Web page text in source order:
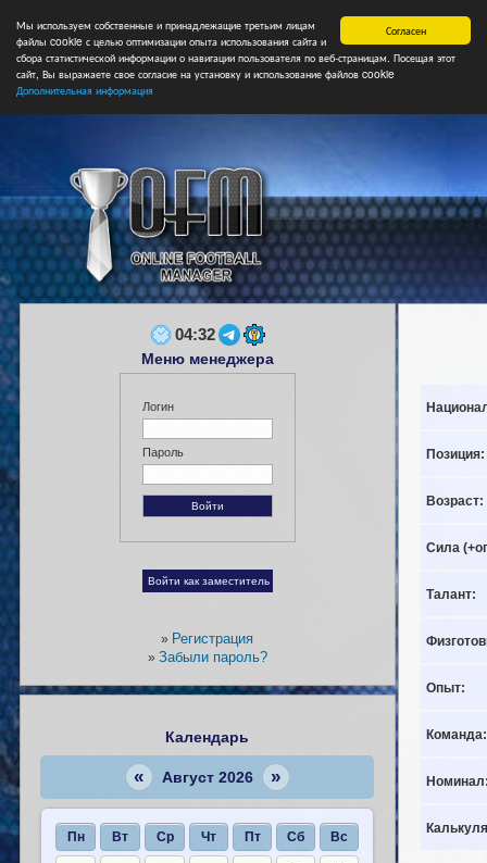
Согласен
Мы используем собственные и принадлежащие третьим лицам
файлы cookie с целью оптимизации опыта использования сайта и
сбора статистической информации о навигации пользователя по веб-страницам. Посещая этот
сайт, Вы выражаете свое согласие на установку и использование файлов cookie
Дополнительная информация
Главная Форум Турниры Сборные НФ Свободные
Позиция:
Возраст:
Сила
Талант:
Опыт:
Команда:
04:32
Меню менеджера
Логин
Пароль
» Регистрация
» Забыли пароль?
Календарь
« Август 2026 »
Пн Вт Ср Чт Пт Сб Вс